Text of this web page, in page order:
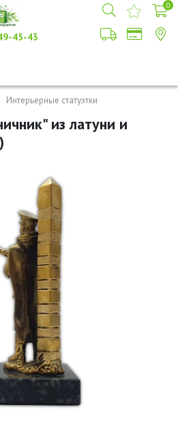
45-43
0
Интерьерные статуэтки
из латуни и